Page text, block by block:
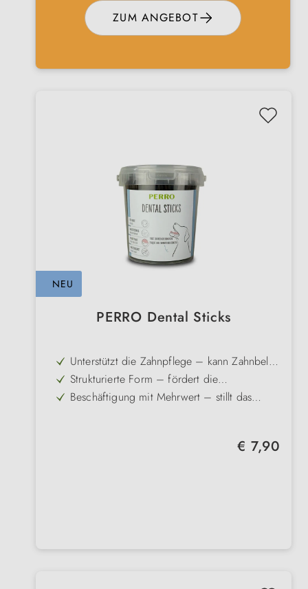
ZUM ANGEBOT
NEU
PERRO Dental Sticks
Unterstützt die Zahnpflege – kann Zahnbelag
reduzieren & Zahnsteinbildung vorbeugen
Strukturierte Form – fördert die
mechanische Reinigung beim Kauen
Beschäftigung mit Mehrwert – stillt das
Wiederverschließbarer Vorratsbehälter – hält
Regulärer Preis:
€ 7,90